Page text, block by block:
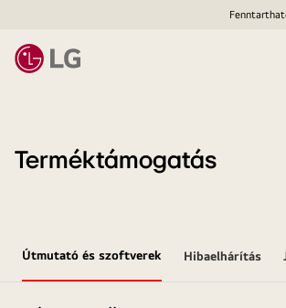
Terméktámogatás
Útmutató és szoftverek Hibaelhárítás